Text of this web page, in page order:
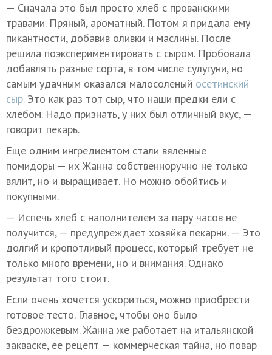
— Сначала это был просто хлеб с прованскими
травами. Пряный, ароматный. Потом я придала ему
пикантности, добавив оливки и маслины. После
решила поэкспериментировать с сыром. Пробовала
добавлять разные сорта, в том числе сулугуни, но
самым удачным оказался малосоленый осетинский
сыр.Это как раз тот сыр, что наши предки ели с
хлебом. Надо признать, у них был отличный вкус, —
говорит пекарь.
Еще одним ингредиентом стали вяленные
помидоры — их Жанна собственноручно не только
вялит, но и выращивает. Но можно обойтись и
покупными.
— Испечь хлеб с наполнителем за пару часов не
получится, — предупреждает хозяйка пекарни. — Это
долгий и кропотливый процесс, который требует не
только много времени, но и внимания. Однако
результат того стоит.
Если очень хочется ускориться, можно приобрести
готовое тесто. Главное, чтобы оно было
бездрожжевым. Жанна же работает на итальянской
закваске, ее рецепт — коммерческая тайна, но повар